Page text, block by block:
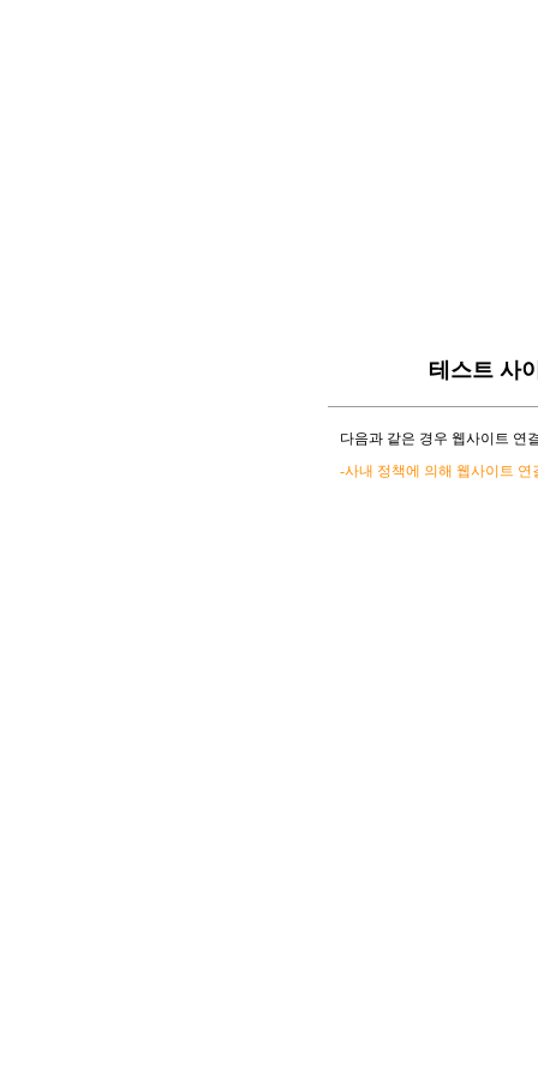
테스트 사
다음과 같은 경우 웹사이트 연
-사내 정책에 의해 웹사이트